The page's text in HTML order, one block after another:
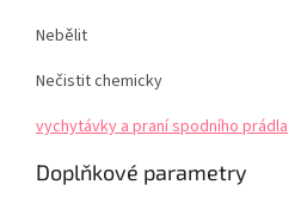
Nebělit
Nečistit chemicky
vychytávky a praní spodního prádla
Doplňkové parametry